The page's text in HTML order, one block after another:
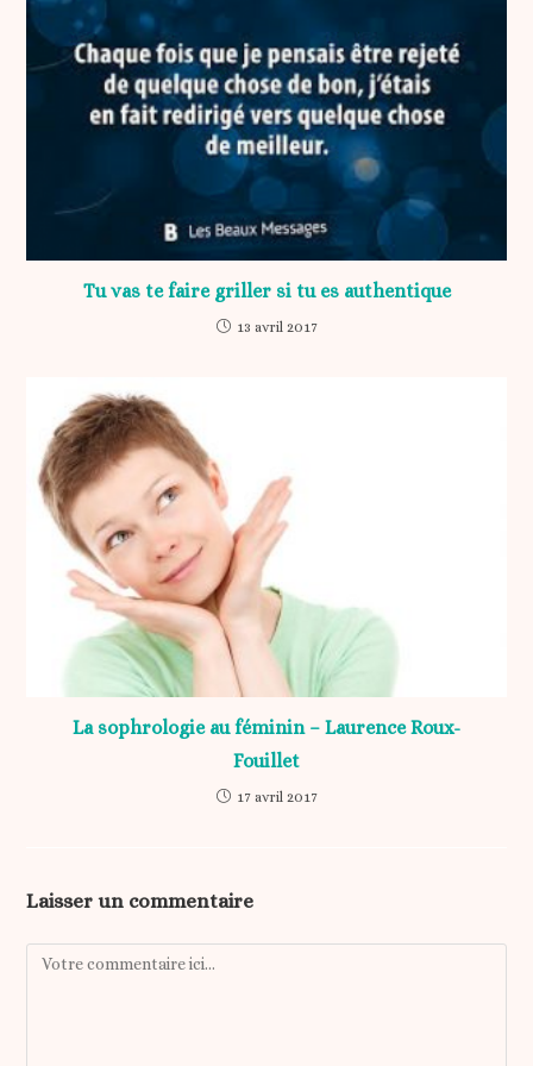
Tu vas te faire griller si tu es authentique
13 avril 2017
La sophrologie au féminin – Laurence Roux-
Fouillet
17 avril 2017
Laisser un commentaire
Comment